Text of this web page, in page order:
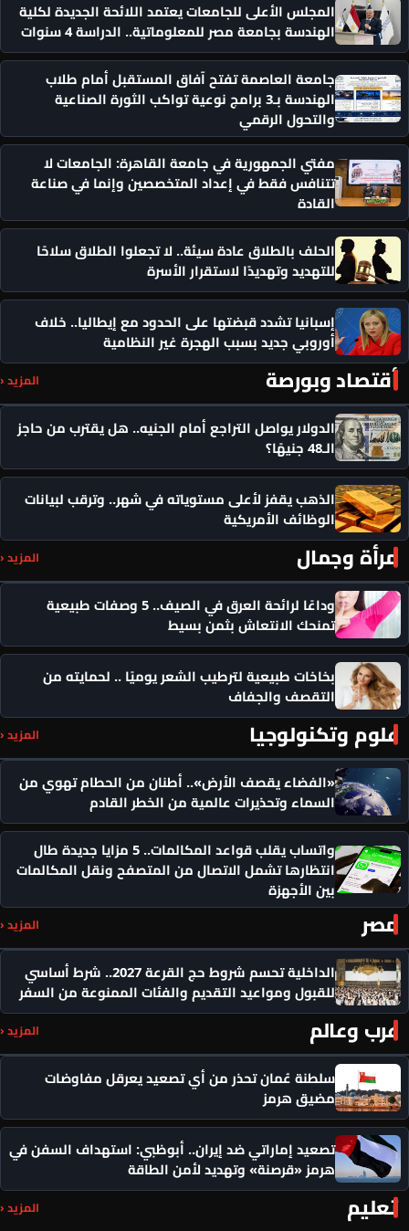
المجلس الأعلى للجامعات يعتمد اللائحة الجديدة لكلية
الهندسة بجامعة مصر للمعلوماتية.. الدراسة 4 سنوات
جامعة العاصمة تفتح آفاق المستقبل أمام طلاب
الهندسة بـ3 برامج نوعية تواكب الثورة الصناعية
والتحول الرقمي
مفتي الجمهورية في جامعة القاهرة: الجامعات لا
تتنافس فقط في إعداد المتخصصين وإنما في صناعة
القادة
الحلف بالطلاق عادة سيئة.. لا تجعلوا الطلاق سلاحًا
للتهديد وتهديدًا لاستقرار الأسرة
إسبانيا تشدد قبضتها على الحدود مع إيطاليا.. خلاف
أوروبي جديد بسبب الهجرة غير النظامية
أقتصاد وبورصة المزيد ‹
الدولار يواصل التراجع أمام الجنيه.. هل يقترب من حاجز
الـ48 جنيهًا؟
الذهب يقفز لأعلى مستوياته في شهر.. وترقب لبيانات
الوظائف الأمريكية
مرأة وجمال المزيد ‹
وداعًا لرائحة العرق في الصيف.. 5 وصفات طبيعية
تمنحك الانتعاش بثمن بسيط
بخاخات طبيعية لترطيب الشعر يوميًا .. لحمايته من
التقصف والجفاف
علوم وتكنولوجيا المزيد ‹
«الفضاء يقصف الأرض».. أطنان من الحطام تهوي من
السماء وتحذيرات عالمية من الخطر القادم
واتساب يقلب قواعد المكالمات.. 5 مزايا جديدة طال
انتظارها تشمل الاتصال من المتصفح ونقل المكالمات
بين الأجهزة
مصر المزيد ‹
الداخلية تحسم شروط حج القرعة 2027.. شرط أساسي
للقبول ومواعيد التقديم والفئات الممنوعة من السفر
عرب وعالم المزيد ‹
سلطنة عُمان تحذر من أي تصعيد يعرقل مفاوضات
مضيق هرمز
تصعيد إماراتي ضد إيران.. أبوظبي: استهداف السفن في
هرمز «قرصنة» وتهديد لأمن الطاقة
تعليم المزيد ‹